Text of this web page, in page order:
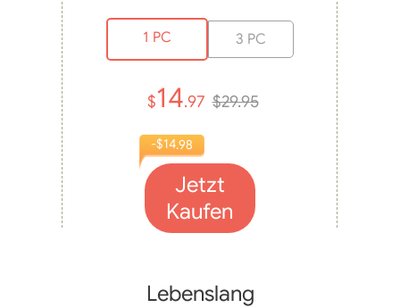
1 PC 3 PC
$14.97 $29.95
Jetzt
Kaufen
-$14.98
Lebenslang